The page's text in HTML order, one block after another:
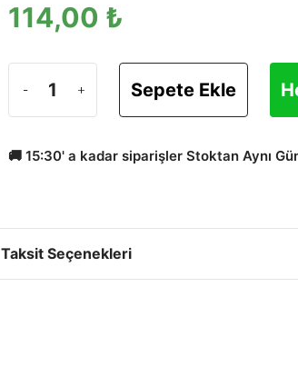
114,00 ₺
Sepete Ekle
🚚 15:30' a kadar siparişler Stoktan Aynı
Taksit Seçenekleri